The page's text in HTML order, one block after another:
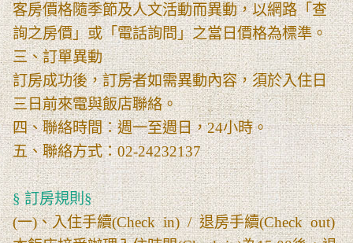
客房價格隨季節及人文活動而異動，以網路「查
詢之房價」或「電話詢問」之當日價格為標準。
三、訂單異動
訂房成功後，訂房者如需異動內容，須於入住日
三日前來電與飯店聯絡。
四、聯絡時間：週一至週日，24小時。
五、聯絡方式：02-24232137
§ 訂房規則§
(一)、入住手續(Check in) / 退房手續(Check out)